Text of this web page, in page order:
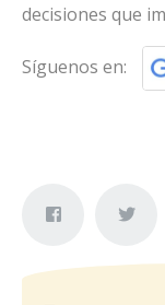
decisiones que
Síguenos en: